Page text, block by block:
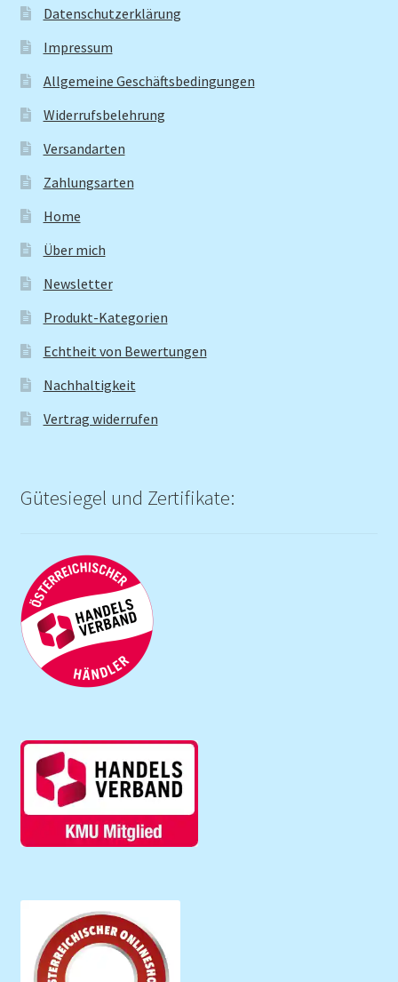
Datenschutzerklärung
Impressum
Allgemeine Geschäftsbedingungen
Widerrufsbelehrung
Versandarten
Zahlungsarten
Home
Über mich
Newsletter
Produkt-Kategorien
Echtheit von Bewertungen
Nachhaltigkeit
Vertrag widerrufen
Gütesiegel und Zertifikate: